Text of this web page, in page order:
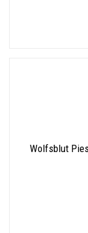
Wolfsblut